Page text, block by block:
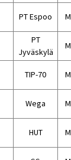
PT Espoo M
PT
Jyväskylä
M
TIP-70 M
Wega M
HUT M